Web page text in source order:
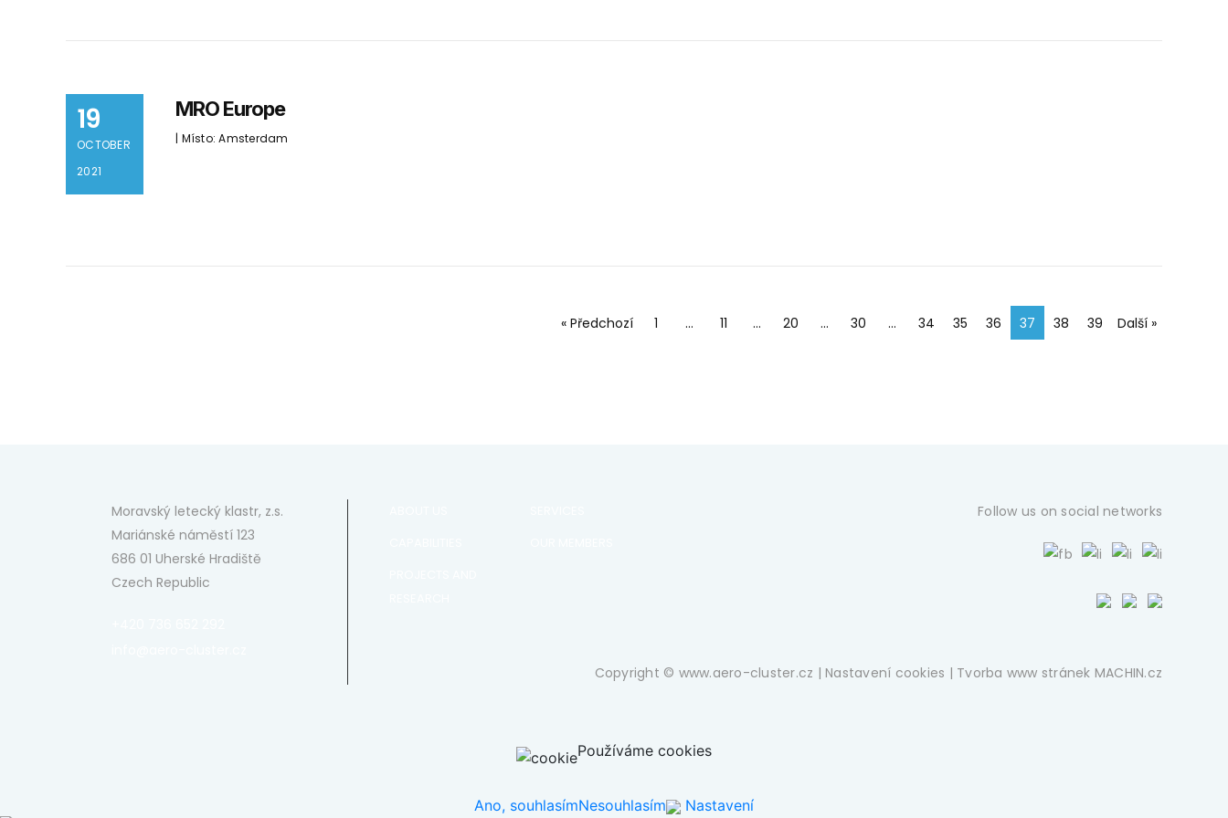
19
OCTOBER
2021
MRO Europe
| Místo: Amsterdam
« Předchozí 1 … 11 … 20 … 30 … 34 35 36 37 38 39 Další »
Moravský letecký klastr, z.s.
Mariánské náměstí 123
686 01 Uherské Hradiště
Czech Republic
Follow us on social networks
Copyright © www.aero-cluster.cz | Nastavení cookies | Tvorba www stránek MACHIN.cz
Používáme cookies
Ano, souhlasímNesouhlasím Nastavení